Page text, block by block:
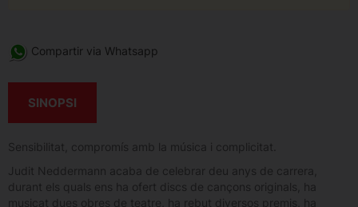
Compartir via Whatsapp
SINOPSI
Sensibilitat, compromís amb la música i complicitat.
Judit Neddermann acaba de celebrar deu anys de carrera,
durant els quals ens ha ofert discs de cançons originals, ha
musicat dues obres de teatre, ha rebut diversos premis, ha